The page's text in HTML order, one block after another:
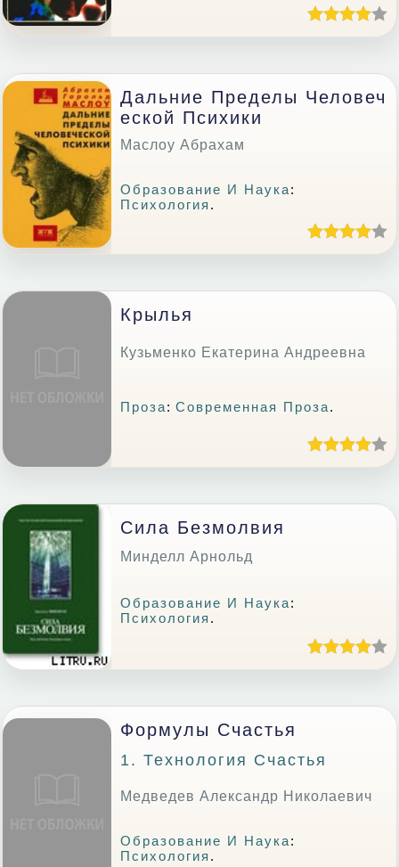
Дальние Пределы Человеч
Еской Психики
Маслоу Абрахам
Образование И Наука:
Психология .
Крылья
Кузьменко Екатерина Андреевна
Проза:Современная Проза.
Сила Безмолвия
Минделл Арнольд
Образование И Наука:
Психология .
Формулы Счастья
1. Технология Счастья
Медведев Александр Николаевич
Образование И Наука:
Психология .